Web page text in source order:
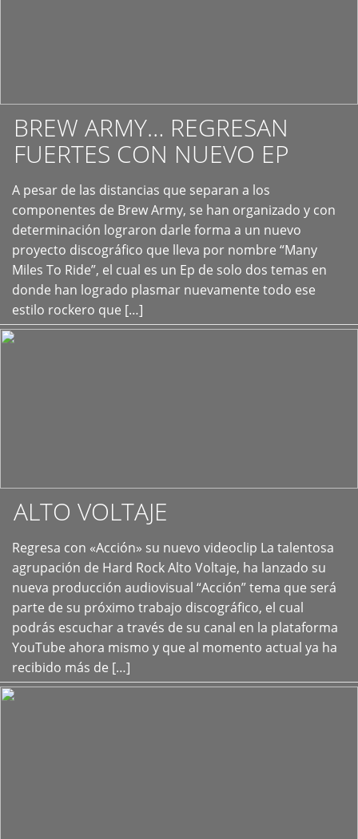
BREW ARMY… REGRESAN
FUERTES CON NUEVO EP
A pesar de las distancias que separan a los
componentes de Brew Army, se han organizado y con
determinación lograron darle forma a un nuevo
proyecto discográfico que lleva por nombre “Many
Miles To Ride”, el cual es un Ep de solo dos temas en
donde han logrado plasmar nuevamente todo ese
estilo rockero que […]
+
ALTO VOLTAJE
Regresa con «Acción» su nuevo videoclip La talentosa
agrupación de Hard Rock Alto Voltaje, ha lanzado su
nueva producción audiovisual “Acción” tema que será
parte de su próximo trabajo discográfico, el cual
podrás escuchar a través de su canal en la plataforma
YouTube ahora mismo y que al momento actual ya ha
recibido más de […]
+